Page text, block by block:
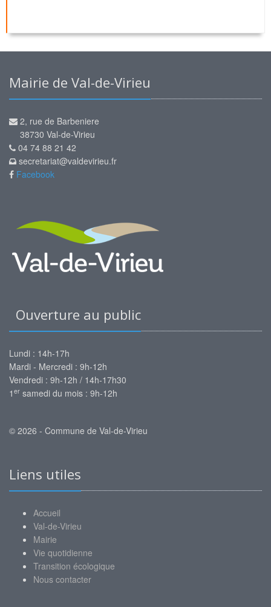
Mairie de Val-de-Virieu
2, rue de Barbeniere
38730 Val-de-Virieu
04 74 88 21 42
secretariat@valdevirieu.fr
Facebook
Ouverture au public
Lundi : 14h-17h
Mardi - Mercredi : 9h-12h
Vendredi : 9h-12h / 14h-17h30
1 er samedi du mois : 9h-12h
© 2026 - Commune de Val-de-Virieu
Liens utiles
Accueil
Val-de-Virieu
Mairie
Vie quotidienne
Transition écologique
Nous contacter